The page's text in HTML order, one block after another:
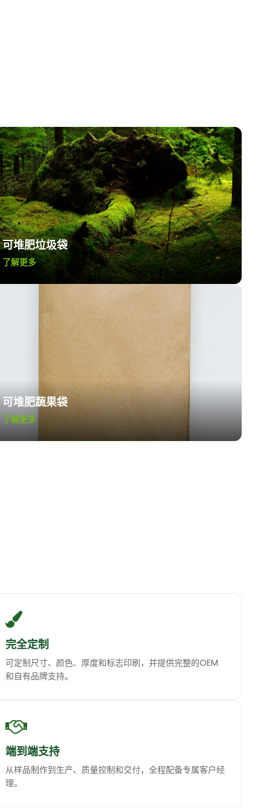
可堆肥垃圾袋
了解更多
可堆肥蔬果袋
了解更多
完全定制
可定制尺寸、颜色、厚度和标志印刷，并提供完整的OEM
和自有品牌支持。
端到端支持
从样品制作到生产、质量控制和交付，全程配备专属客户经
理。